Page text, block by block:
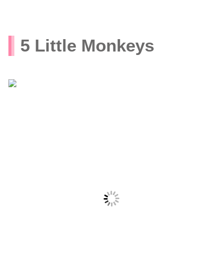
5 Little Monkeys